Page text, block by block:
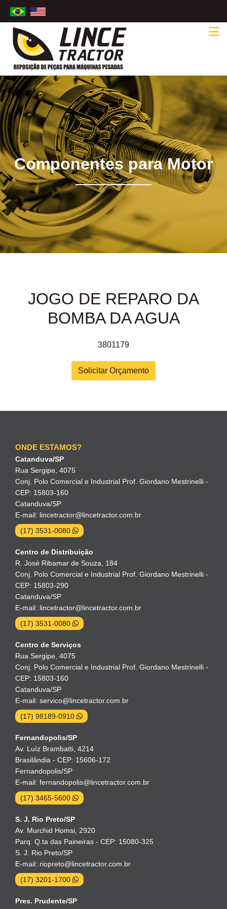
Componentes para Motor
JOGO DE REPARO DA
BOMBA DA AGUA
3801179
Solicitar Orçamento
ONDE ESTAMOS?
Catanduva/SP
Rua Sergipe, 4075
Conj. Polo Comercial e Industrial Prof. Giordano Mestrinelli -
CEP: 15803-160
Catanduva/SP
E-mail: lincetractor@lincetractor.com.br
(17) 3531-0080
Centro de Distribuição
R. José Ribamar de Souza, 184
Conj. Polo Comercial e Industrial Prof. Giordano Mestrinelli -
CEP: 15803-290
Catanduva/SP
E-mail: lincetractor@lincetractor.com.br
(17) 3531-0080
Centro de Serviços
Rua Sergipe, 4075
Conj. Polo Comercial e Industrial Prof. Giordano Mestrinelli -
CEP: 15803-160
Catanduva/SP
E-mail: servico@lincetractor.com.br
(17) 98189-0910
Fernandopolis/SP
Av. Luíz Brambatti, 4214
Brasilândia - CEP: 15606-172
Fernandopolis/SP
E-mail: fernandopolis@lincetractor.com.br
(17) 3465-5600
S. J. Rio Preto/SP
Av. Murchid Homsi, 2920
Parq. Q.ta das Paineiras - CEP: 15080-325
S. J. Rio Preto/SP
E-mail: riopreto@lincetractor.com.br
(17) 3201-1700
Pres. Prudente/SP